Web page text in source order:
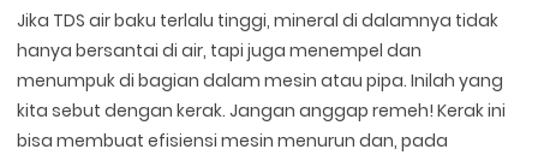
Jika TDS air baku terlalu tinggi, mineral di dalamnya tidak
hanya bersantai di air, tapi juga menempel dan
menumpuk di bagian dalam mesin atau pipa. Inilah yang
kita sebut dengan kerak. Jangan anggap remeh! Kerak ini
bisa membuat efisiensi mesin menurun dan, pada